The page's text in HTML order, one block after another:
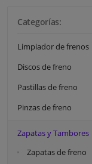
Categorías:
Limpiador de frenos
Discos de freno
Pastillas de freno
Pinzas de freno
Zapatas y Tambores
Zapatas de freno